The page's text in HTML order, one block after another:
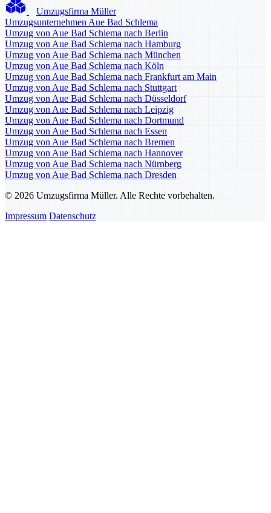
Umzugsfirma Müller
Umzugsunternehmen Aue Bad Schlema
Umzug von Aue Bad Schlema nach Berlin
Umzug von Aue Bad Schlema nach Hamburg
Umzug von Aue Bad Schlema nach München
Umzug von Aue Bad Schlema nach Köln
Umzug von Aue Bad Schlema nach Frankfurt am Main
Umzug von Aue Bad Schlema nach Stuttgart
Umzug von Aue Bad Schlema nach Düsseldorf
Umzug von Aue Bad Schlema nach Leipzig
Umzug von Aue Bad Schlema nach Dortmund
Umzug von Aue Bad Schlema nach Essen
Umzug von Aue Bad Schlema nach Bremen
Umzug von Aue Bad Schlema nach Hannover
Umzug von Aue Bad Schlema nach Nürnberg
Umzug von Aue Bad Schlema nach Dresden
© 2026 Umzugsfirma Müller. Alle Rechte vorbehalten.
Impressum Datenschutz